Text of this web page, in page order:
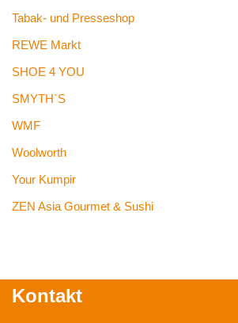
Tabak- und Presseshop
REWE Markt
SHOE 4 YOU
SMYTH`S
WMF
Woolworth
Your Kumpir
ZEN Asia Gourmet & Sushi
Kontakt